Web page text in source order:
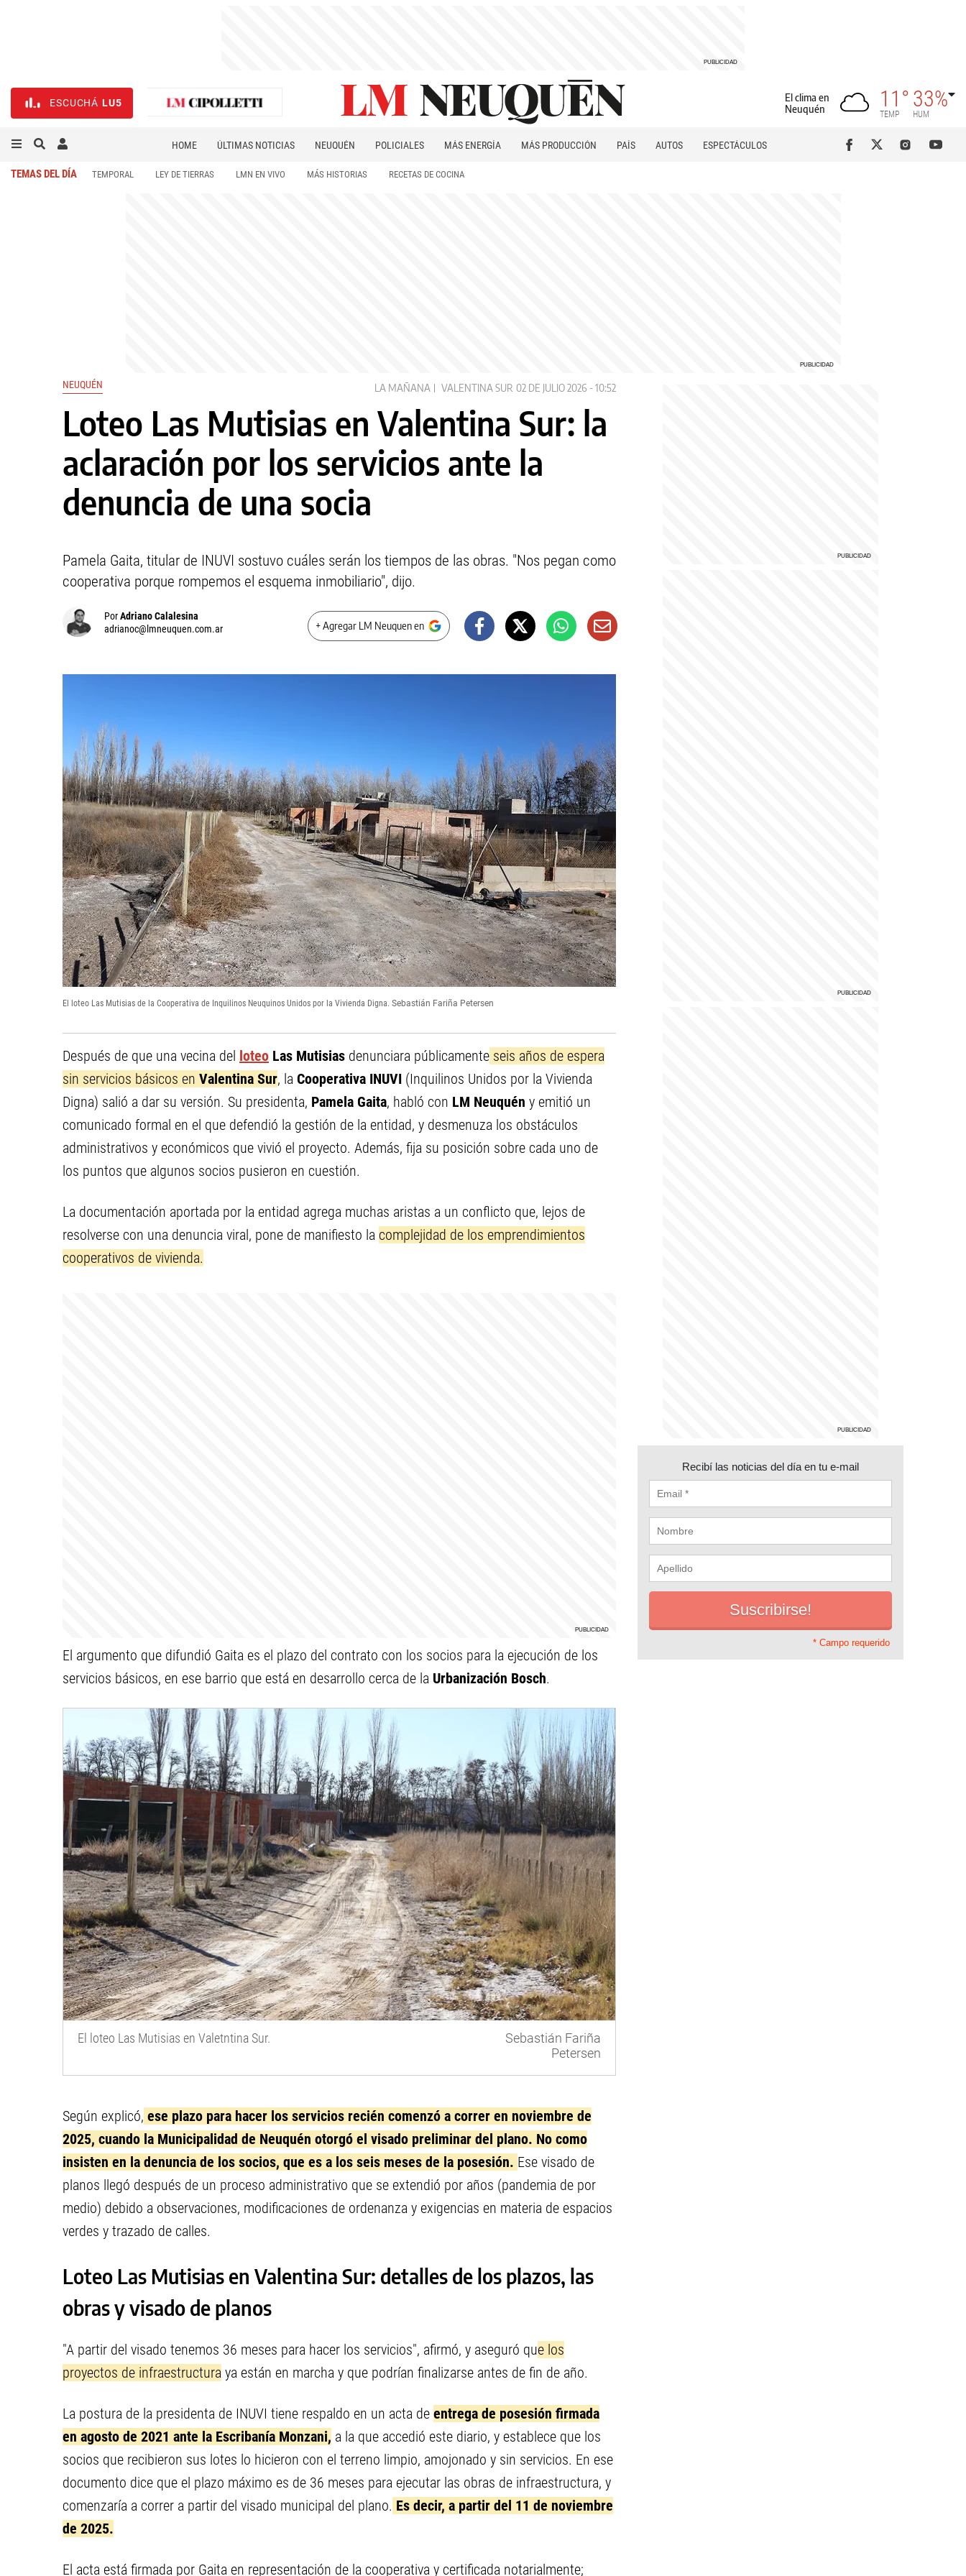
ESCUCHÁ LU5
El clima en
Neuquén
11°
TEMP
33%
HUM
HOME ÚLTIMAS NOTICIAS NEUQUÉN POLICIALES MÁS ENERGÍA MÁS PRODUCCIÓN PAÍS AUTOS
ESPECTÁCULOS
TEMAS DEL DÍA TEMPORAL LEY DE TIERRAS LMN EN VIVO MÁS HISTORIAS RECETAS DE COCINA
NEUQUÉN LA MAÑANA VALENTINA SUR 02 DE JULIO 2026 - 10:52
Loteo Las Mutisias en Valentina Sur: la
aclaración por los servicios ante la
denuncia de una socia
Pamela Gaita, titular de INUVI sostuvo cuáles serán los tiempos de las obras. "Nos pegan como
cooperativa porque rompemos el esquema inmobiliario", dijo.
PorAdriano Calalesina
adrianoc@lmneuquen.com.ar
+ Agregar LM Neuquen en
El loteo Las Mutisias de la Cooperativa de Inquilinos Neuquinos Unidos por la Vivienda Digna. Sebastián Fariña Petersen
Después de que una vecina del loteo Las Mutisias denunciara públicamente seis años de espera
sin servicios básicos en Valentina Sur, la Cooperativa INUVI (Inquilinos Unidos por la Vivienda
Digna) salió a dar su versión. Su presidenta, Pamela Gaita, habló con LM Neuquén y emitió un
comunicado formal en el que defendió la gestión de la entidad, y desmenuza los obstáculos
administrativos y económicos que vivió el proyecto. Además, fija su posición sobre cada uno de
los puntos que algunos socios pusieron en cuestión.
La documentación aportada por la entidad agrega muchas aristas a un conflicto que, lejos de
resolverse con una denuncia viral, pone de manifiesto la complejidad de los emprendimientos
cooperativos de vivienda.
El argumento que difundió Gaita es el plazo del contrato con los socios para la ejecución de los
servicios básicos, en ese barrio que está en desarrollo cerca de la Urbanización Bosch.
El loteo Las Mutisias en Valetntina Sur.
Sebastián Fariña
Petersen
Según explicó, ese plazo para hacer los servicios recién comenzó a correr en noviembre de
2025, cuando la Municipalidad de Neuquén otorgó el visado preliminar del plano. No como
insisten en la denuncia de los socios, que es a los seis meses de la posesión. Ese visado de
planos llegó después de un proceso administrativo que se extendió por años (pandemia de por
medio) debido a observaciones, modificaciones de ordenanza y exigencias en materia de espacios
verdes y trazado de calles.
Loteo Las Mutisias en Valentina Sur: detalles de los plazos, las
obras y visado de planos
"A partir del visado tenemos 36 meses para hacer los servicios", afirmó, y aseguró que los
proyectos de infraestructura ya están en marcha y que podrían finalizarse antes de fin de año.
La postura de la presidenta de INUVI tiene respaldo en un acta de entrega de posesión firmada
en agosto de 2021 ante la Escribanía Monzani, a la que accedió este diario, y establece que los
socios que recibieron sus lotes lo hicieron con el terreno limpio, amojonado y sin servicios. En ese
documento dice que el plazo máximo es de 36 meses para ejecutar las obras de infraestructura, y
comenzaría a correr a partir del visado municipal del plano. Es decir, a partir del 11 de noviembre
de 2025.
El acta está firmada por Gaita en representación de la cooperativa y certificada notarialmente;
Recibí las noticias del día en tu e-mail
* Campo requerido